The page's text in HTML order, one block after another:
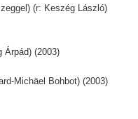
(r: Keszég László)
Árpád) (2003)
Michäel Bohbot) (2003)